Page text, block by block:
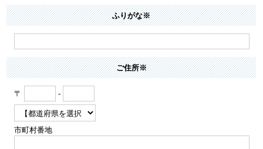
ふりがな※
ご住所※
〒 -
市町村番地